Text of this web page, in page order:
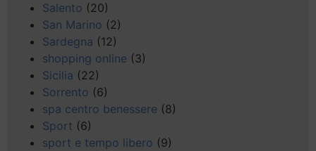
Salento (20)
San Marino (2)
Sardegna (12)
shopping online (3)
Sicilia (22)
Sorrento (6)
spa centro benessere (8)
Sport (6)
sport e tempo libero (9)